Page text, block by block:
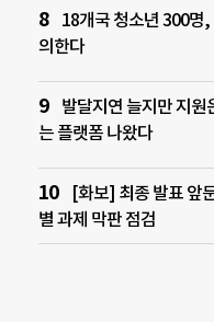
18개국 청소년 300명,
의한다
발달지연 늘지만 지원
는 플랫폼 나왔다
[화보] 최종 발표 앞
별 과제 막판 점검